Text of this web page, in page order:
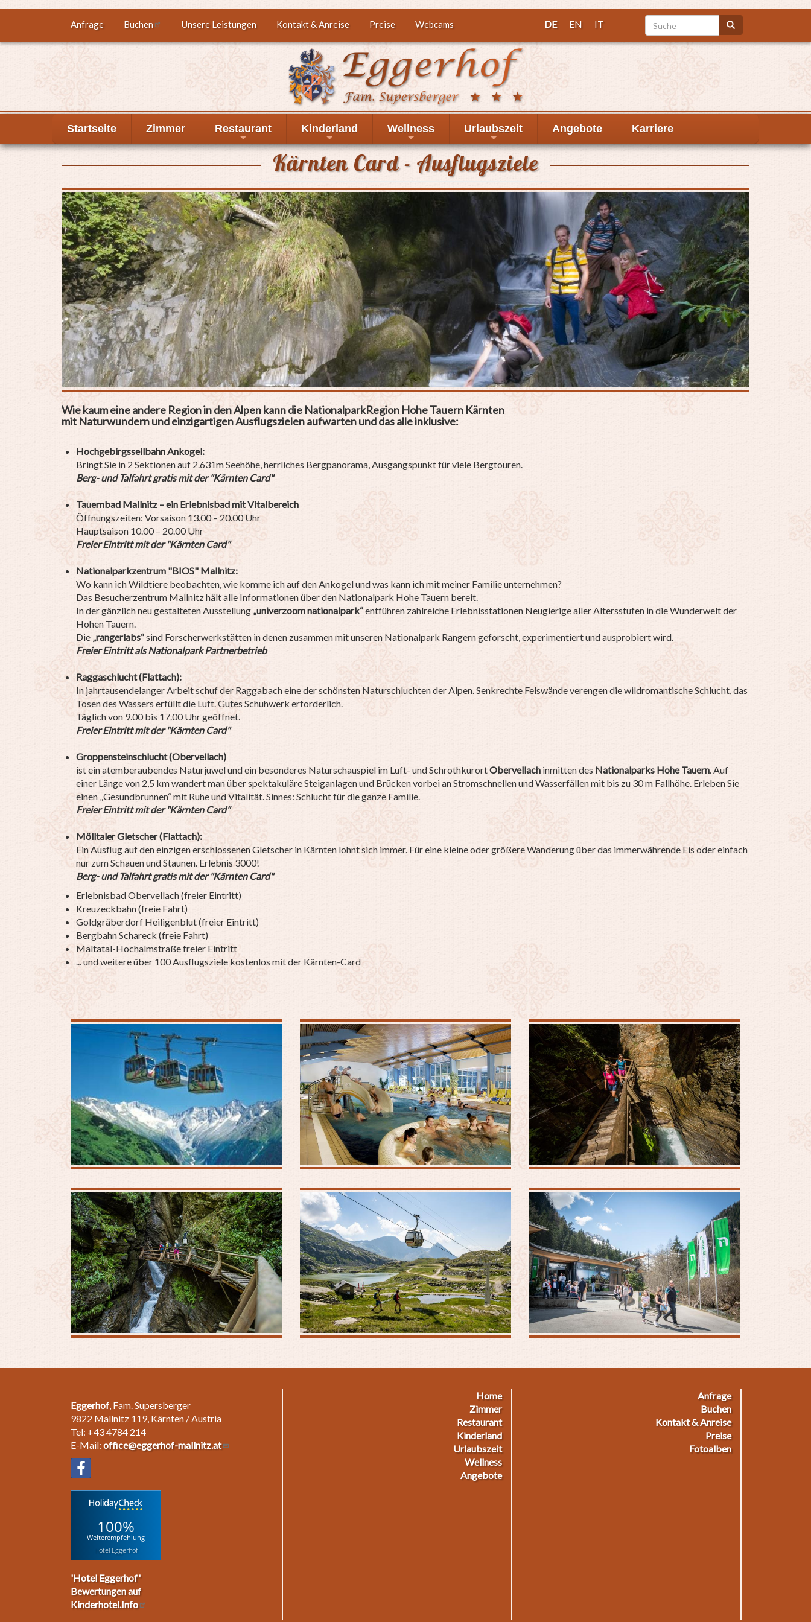
Inhalt
Top
menu
Anfrage Buchen Unsere Leistungen Kontakt & Anreise Preise Webcams DE EN IT Suche Suche
Startseite Zimmer
+
Restaurant
+
Kinderland
+
Wellness
+
Urlaubszeit Angebote Karriere
Kärnten Card - Ausflugsziele
Wie kaum eine andere Region in den Alpen kann die NationalparkRegion Hohe Tauern Kärnten
mit Naturwundern und einzigartigen Ausflugszielen aufwartenund das alle inklusive:
Hochgebirgsseilbahn Ankogel:
Bringt Sie in 2 Sektionen auf 2.631m Seehöhe, herrliches Bergpanorama, Ausgangspunkt für viele Bergtouren.
Berg- und Talfahrt gratis mit der "Kärnten Card"
Tauernbad Mallnitz – ein Erlebnisbad mit Vitalbereich
Öffnungszeiten: Vorsaison 13.00 – 20.00 Uhr
Hauptsaison 10.00 – 20.00 Uhr
Freier Eintritt mit der "Kärnten Card"
Nationalparkzentrum "BIOS" Mallnitz:
Wo kann ich Wildtiere beobachten, wie komme ich auf den Ankogel und was kann ich mit meiner Familie unternehmen?
Das Besucherzentrum Mallnitz hält alle Informationen über den Nationalpark Hohe Tauern bereit.
In der gänzlichneugestalteten Ausstellung „univerzoomnationalpark“entführen zahlreiche Erlebnisstationen Neugierige aller Altersstufen in die Wunderwelt der
Hohen Tauern.
Die „rangerlabs“sind Forscherwerkstätten in denen zusammen mit unseren Nationalpark Rangern geforscht, experimentiert und ausprobiert wird.
Freier Eintritt als Nationalpark Partnerbetrieb
Raggaschlucht (Flattach):
In jahrtausendelanger Arbeit schuf der Raggabach eine der schönsten Naturschluchten der Alpen. Senkrechte Felswände verengen die wildromantische Schlucht, das
Tosen des Wassers erfüllt die Luft. Gutes Schuhwerk erforderlich.
Täglich von 9.00 bis 17.00 Uhr geöffnet.
Freier Eintritt mit der "Kärnten Card"
Groppensteinschlucht (Obervellach)
ist ein atemberaubendes Naturjuwel und ein besonderes Naturschauspiel im Luft- und SchrothkurortObervellach inmitten des Nationalparks Hohe Tauern. Auf
einer Länge von 2,5 km wandert man überspektakuläre Steiganlagen und Brücken vorbei an Stromschnellenund Wasserfällen mit bis zu 30 m Fallhöhe. Erleben Sie
einen „Gesundbrunnen“ mit Ruhe und Vitalität. Sinnes: Schlucht für die ganze Familie.
Freier Eintritt mit der "Kärnten Card"
Mölltaler Gletscher (Flattach):
Ein Ausflug auf den einzigen erschlossenen Gletscher in Kärnten lohnt sich immer. Für eine kleine oder größere Wanderung über das immerwährende Eis oder einfach
nur zum Schauen und Staunen. Erlebnis 3000!
Berg- und Talfahrt gratis mit der "Kärnten Card"
Erlebnisbad Obervellach (freier Eintritt)
Kreuzeckbahn (freie Fahrt)
Goldgräberdorf Heiligenblut (freier Eintritt)
Bergbahn Schareck (freie Fahrt)
Maltatal-Hochalmstraße freier Eintritt
... und weitere über 100 Ausflugsziele kostenlos mit der Kärnten-Card
Eggerhof , Fam. Supersberger
9822 Mallnitz 119, Kärnten / Austria
Tel: +43 4784 214
E-Mail: office@eggerhof-mallnitz.at
100%
Weiterempfehlung
Hotel Eggerhof
'Hotel Eggerhof'
Bewertungen auf
Kinderhotel.Info
Home
Zimmer
Restaurant
Kinderland
Urlaubszeit
Wellness
Angebote
Anfrage
Buchen
Kontakt & Anreise
Preise
Fotoalben